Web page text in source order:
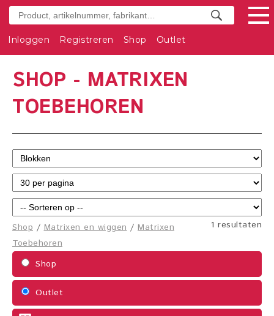
Inloggen Registreren Shop Outlet
SHOP - MATRIXEN
TOEBEHOREN
1 resultaten
Shop /Matrixen en wiggen/ Matrixen
Toebehoren
Shop
Outlet